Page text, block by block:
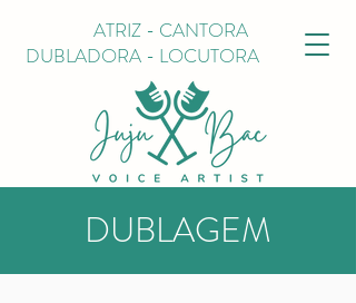
ATRIZ - CANTORA
DUBLADORA - LOCUTORA
DUBLAGEM